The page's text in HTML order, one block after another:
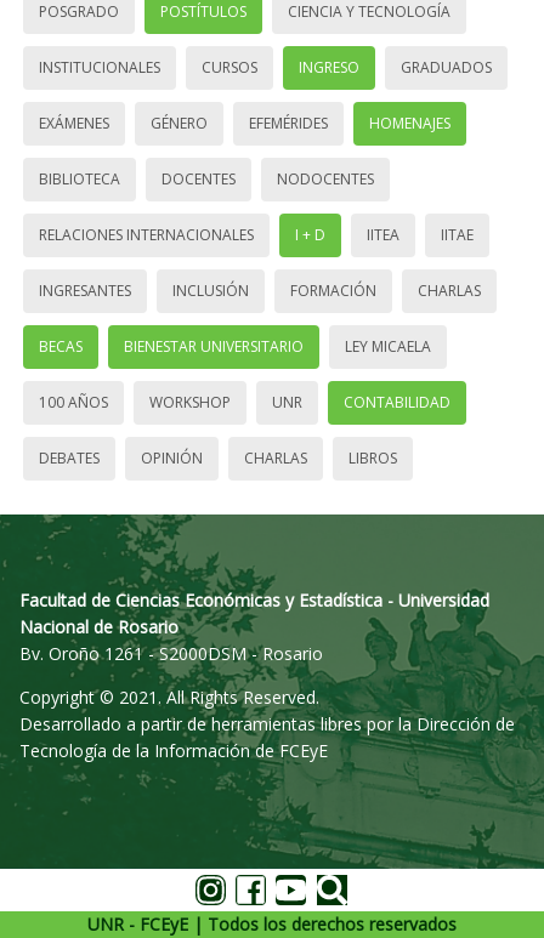
POSGRADO POSTÍTULOS CIENCIA Y TECNOLOGÍA
INSTITUCIONALES CURSOS INGRESO GRADUADOS
EXÁMENES GÉNERO EFEMÉRIDES HOMENAJES
BIBLIOTECA DOCENTES NODOCENTES
RELACIONES INTERNACIONALES I + D IITEA IITAE
INGRESANTES INCLUSIÓN FORMACIÓN CHARLAS
BECAS BIENESTAR UNIVERSITARIO LEY MICAELA
100 AÑOS WORKSHOP UNR CONTABILIDAD
DEBATES OPINIÓN CHARLAS LIBROS
Facultad de Ciencias Económicas y Estadística - Universidad
Nacional de Rosario
Bv. Oroño 1261 - S2000DSM - Rosario
Copyright © 2021. All Rights Reserved.
Desarrollado a partir de herramientas libres por la Dirección de
Tecnología de la Información de FCEyE
UNR - FCEyE | Todos los derechos reservados